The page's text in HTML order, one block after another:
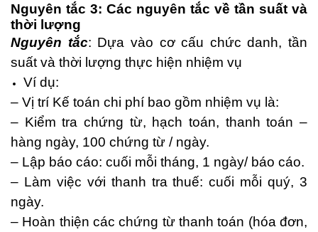
Nguyên tắc 3: Các nguyên tắc về tần suất và
thời lượng
Nguyên tắc: Dựa vào cơ cấu chức danh, tần
suất và thời lượng thực hiện nhiệm vụ
Ví dụ:
– Vị trí Kế toán chi phí bao gồm nhiệm vụ là:
– Kiểm tra chứng từ, hạch toán, thanh toán –
hàng ngày, 100 chứng từ / ngày.
– Lập báo cáo: cuối mỗi tháng, 1 ngày/ báo cáo.
– Làm việc với thanh tra thuế: cuối mỗi quý, 3
ngày.
– Hoàn thiện các chứng từ thanh toán (hóa đơn,